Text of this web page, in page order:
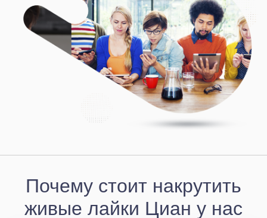
Почему стоит накрутить
живые лайки Циан у нас